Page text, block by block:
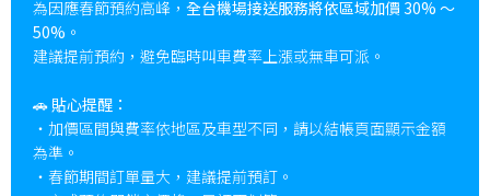
為因應春節預約高峰， 全台機場接送服務將依區域加價 30% ～
50% 。
建議提前預約，避免臨時叫車費率上漲或無車可派。
🚗 貼心提醒：
・加價區間與費率依地區及車型不同，請以結帳頁面顯示金額
為準。
・春節期間訂單量大，建議提前預訂。